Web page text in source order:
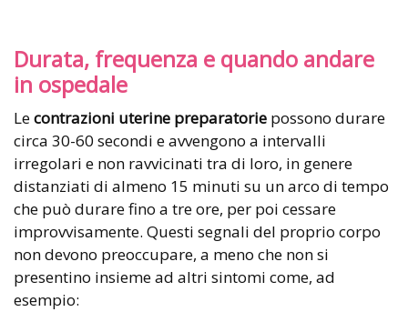
Durata, frequenza e quando andare
in ospedale
Lecontrazioni uterine preparatorie possono durare
circa 30-60 secondi e avvengono a intervalli
irregolari e non ravvicinati tra di loro, in genere
distanziati di almeno 15 minuti su un arco di tempo
che può durare fino a tre ore, per poi cessare
improvvisamente. Questi segnali del proprio corpo
non devono preoccupare, a meno che non si
presentino insieme ad altri sintomi come, ad
esempio: